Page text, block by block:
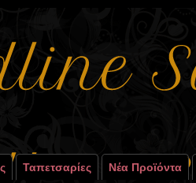
Ταπετσαρίες Νέα Προϊόντα